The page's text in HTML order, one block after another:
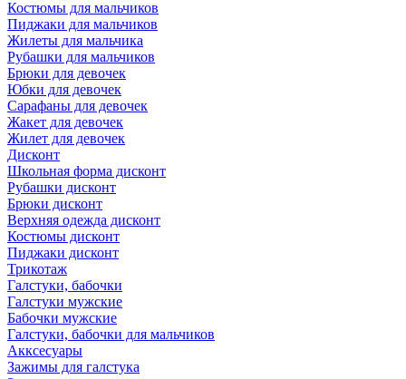
Костюмы для мальчиков
Пиджаки для мальчиков
Жилеты для мальчика
Рубашки для мальчиков
Брюки для девочек
Юбки для девочек
Сарафаны для девочек
Жакет для девочек
Жилет для девочек
Дисконт
Школьная форма дисконт
Рубашки дисконт
Брюки дисконт
Верхняя одежда дисконт
Костюмы дисконт
Пиджаки дисконт
Трикотаж
Галстуки, бабочки
Галстуки мужские
Бабочки мужские
Галстуки, бабочки для мальчиков
Акксесуары
Зажимы для галстука